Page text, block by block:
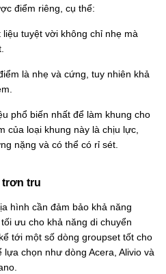
điểm riêng, cụ thể:
liệu tuyệt vời không chỉ nhẹ mà
là nhẹ và cứng, tuy nhiên khả
phổ biến nhất để làm khung cho
của loại khung này là chịu lực,
nặng và có thể có rỉ sét.
trơn tru
hình cần đảm bảo khả năng
ưu cho khả năng di chuyển
tới một số dòng groupset tốt cho
chọn như dòng Acera, Alivio và